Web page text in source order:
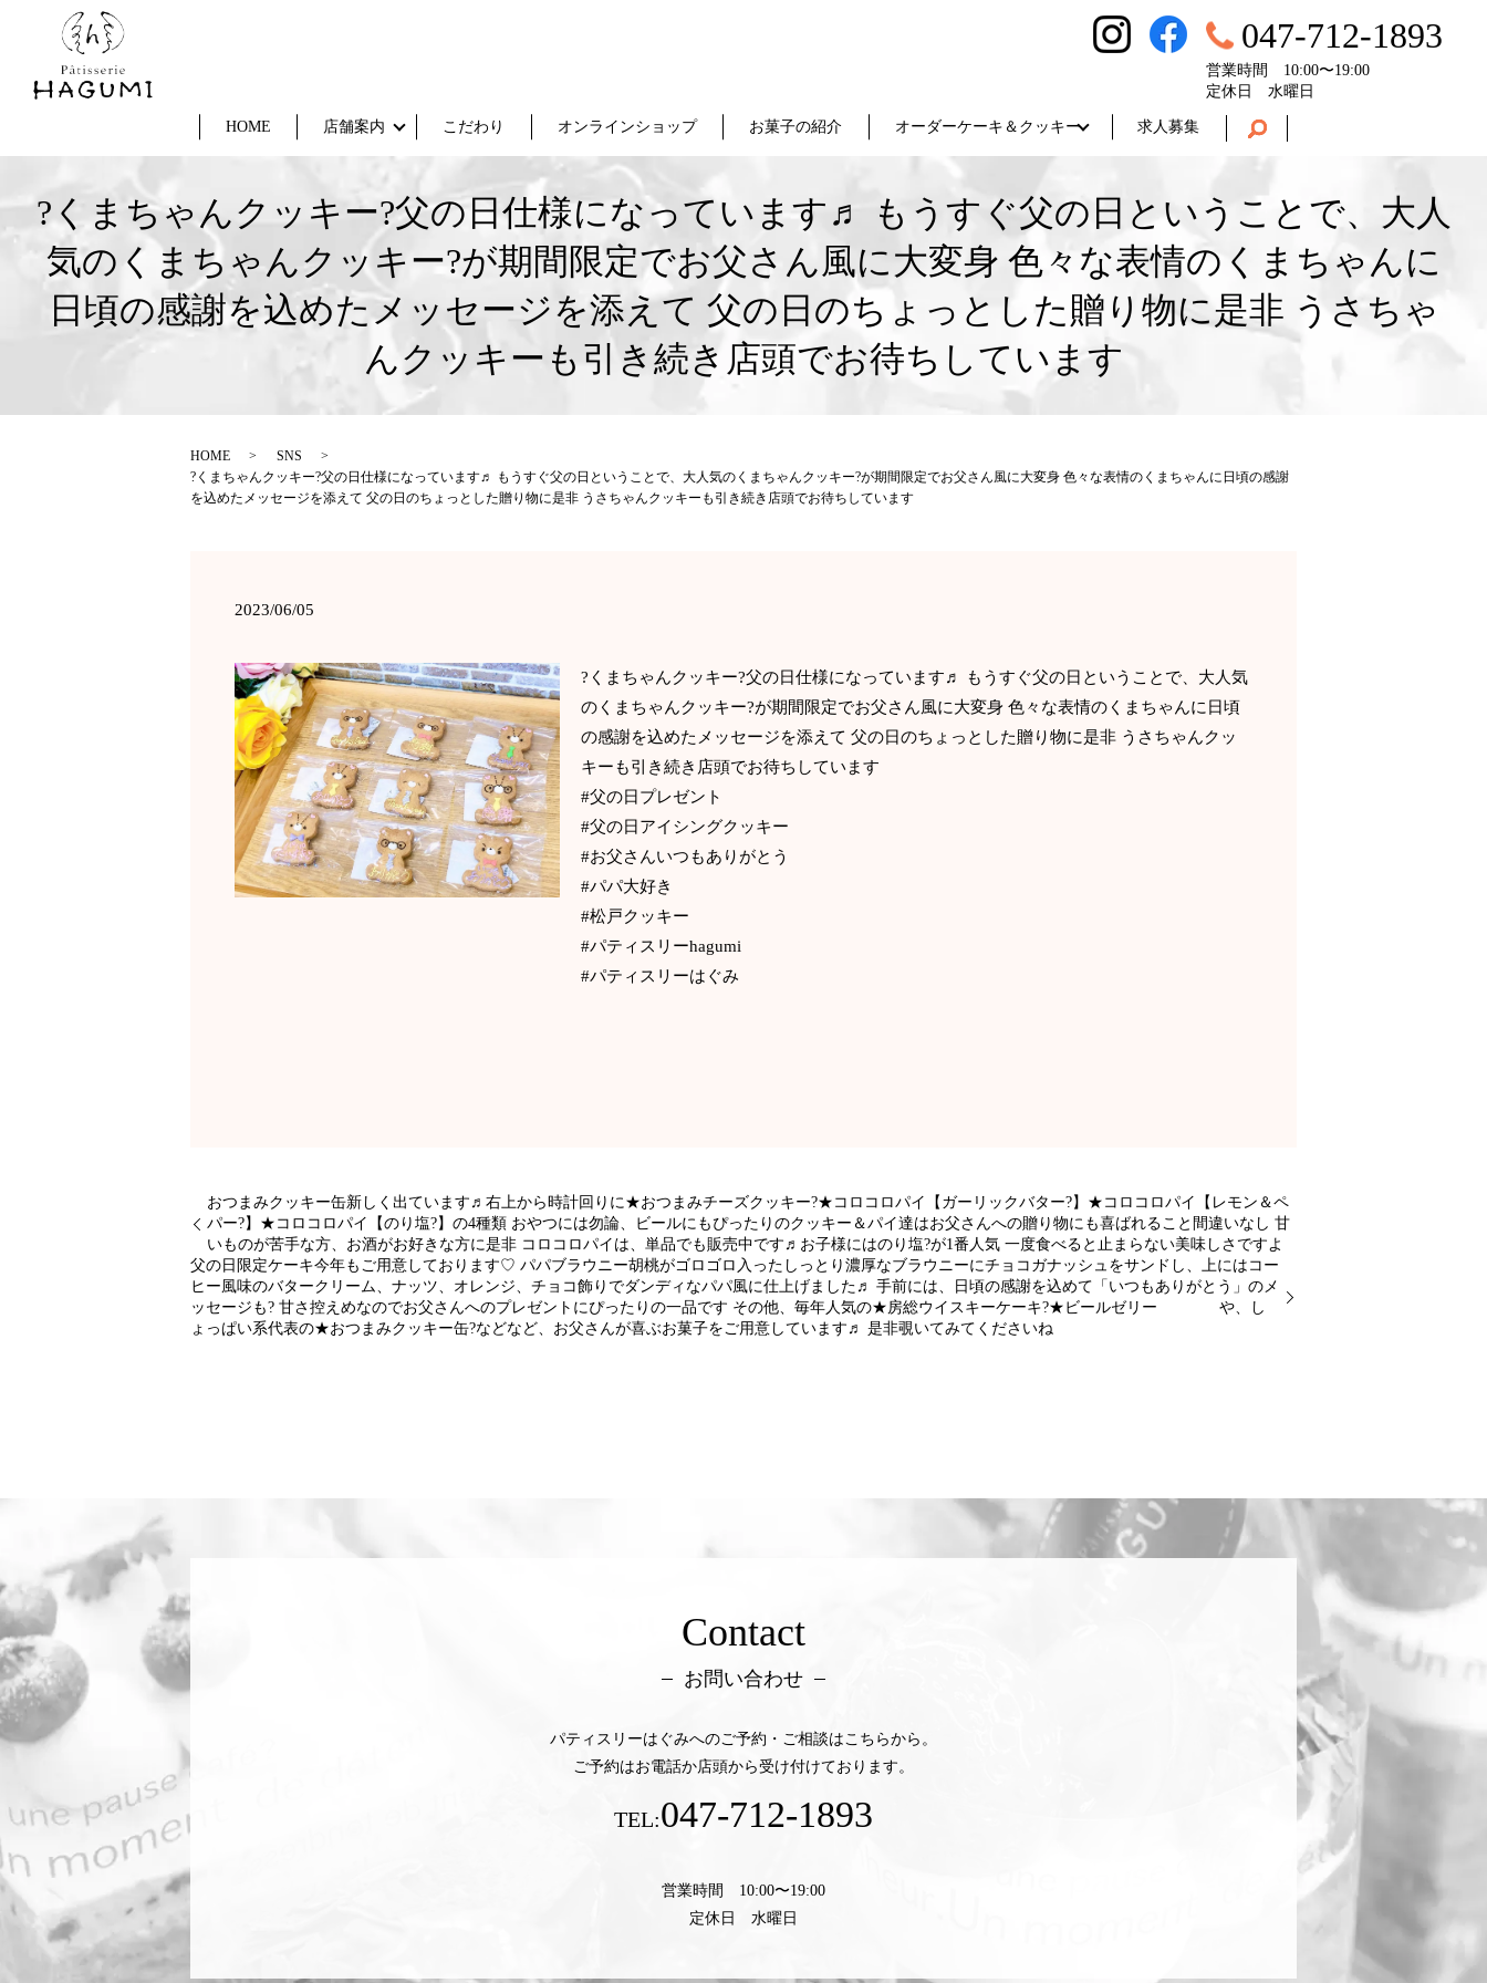
HOME 店舗案内 こだわり オンラインショップ お菓子の紹介 オーダーケーキ＆クッキー 求人募集
047-712-1893
営業時間 10:00〜19:00
定休日 水曜日
?くまちゃんクッキー?父の日仕様になっています♬ もうすぐ父の日ということで、大人
気のくまちゃんクッキー?が期間限定でお父さん風に大変身 色々な表情のくまちゃんに
日頃の感謝を込めたメッセージを添えて 父の日のちょっとした贈り物に是非 うさちゃ
んクッキーも引き続き店頭でお待ちしています
HOME
SNS
?くまちゃんクッキー?父の日仕様になっています♬ もうすぐ父の日ということで、大人気のくまちゃんクッキー?が期間限定でお父さん風に大変身 色々な表情のくまちゃんに日頃の感謝
を込めたメッセージを添えて 父の日のちょっとした贈り物に是非 うさちゃんクッキーも引き続き店頭でお待ちしています
2023/06/05
?くまちゃんクッキー?父の日仕様になっています♬ もうすぐ父の日ということで、大人気
のくまちゃんクッキー?が期間限定でお父さん風に大変身 色々な表情のくまちゃんに日頃
の感謝を込めたメッセージを添えて 父の日のちょっとした贈り物に是非 うさちゃんクッ
キーも引き続き店頭でお待ちしています
#父の日プレゼント
#父の日アイシングクッキー
#お父さんいつもありがとう
#パパ大好き
#松戸クッキー
#パティスリーhagumi
#パティスリーはぐみ
おつまみクッキー缶新しく出ています♬右上から時計回りに★おつまみチーズクッキー?★コロコロパイ【ガーリックバター?】★コロコロパイ【レモン＆ペ
パー?】★コロコロパイ【のり塩?】の4種類 おやつには勿論、ビールにもぴったりのクッキー＆パイ達はお父さんへの贈り物にも喜ばれること間違いなし 甘
いものが苦手な方、お酒がお好きな方に是非 コロコロパイは、単品でも販売中です♬お子様にはのり塩?が1番人気 一度食べると止まらない美味しさですよ
父の日限定ケーキ今年もご用意しております♡ パパブラウニー胡桃がゴロゴロ入ったしっとり濃厚なブラウニーにチョコガナッシュをサンドし、上にはコー
ヒー風味のバタークリーム、ナッツ、オレンジ、チョコ飾りでダンディなパパ風に仕上げました♬ 手前には、日頃の感謝を込めて「いつもありがとう」のメ
ッセージも? 甘さ控えめなのでお父さんへのプレゼントにぴったりの一品です その他、毎年人気の★房総ウイスキーケーキ?★ビールゼリー や、し
ょっぱい系代表の★おつまみクッキー缶?などなど、お父さんが喜ぶお菓子をご用意しています♬ 是非覗いてみてくださいね
Contact
お問い合わせ
パティスリーはぐみへのご予約・ご相談はこちらから。
ご予約はお電話か店頭から受け付けております。
TEL:047-712-1893
営業時間 10:00〜19:00
定休日 水曜日